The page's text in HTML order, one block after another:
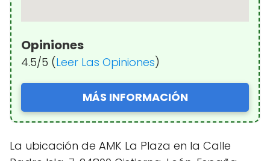
Opiniones
4.5/5 (Leer Las Opiniones)
MÁS INFORMACIÓN
La ubicación de AMK La Plaza en la Calle